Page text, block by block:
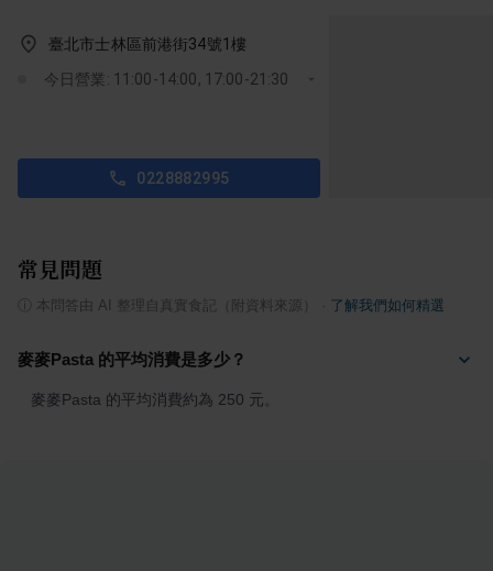
臺北市士林區前港街34號1樓
今日營業: 11:00-14:00, 17:00-21:30
0228882995
常見問題
本問答由 AI 整理自真實食記（附資料來源） 了解我們如何精選
麥麥Pasta 的平均消費是多少？
麥麥Pasta 的平均消費約為 250 元。